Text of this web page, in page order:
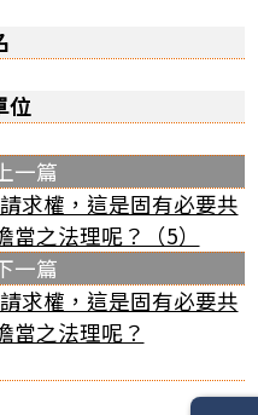
位
一篇
求權，這是固有必要共
之法理呢？（5）
一篇
求權，這是固有必要共
當之法理呢？